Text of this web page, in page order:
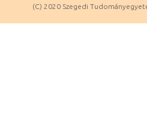
(C) 2020 Szegedi